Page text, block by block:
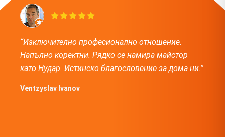
“Изключително професионално отношение.
Напълно коректни. Рядко се намира майстор
като Нудар. Истинско благословение за дома ни.”
Ventzyslav Ivanov